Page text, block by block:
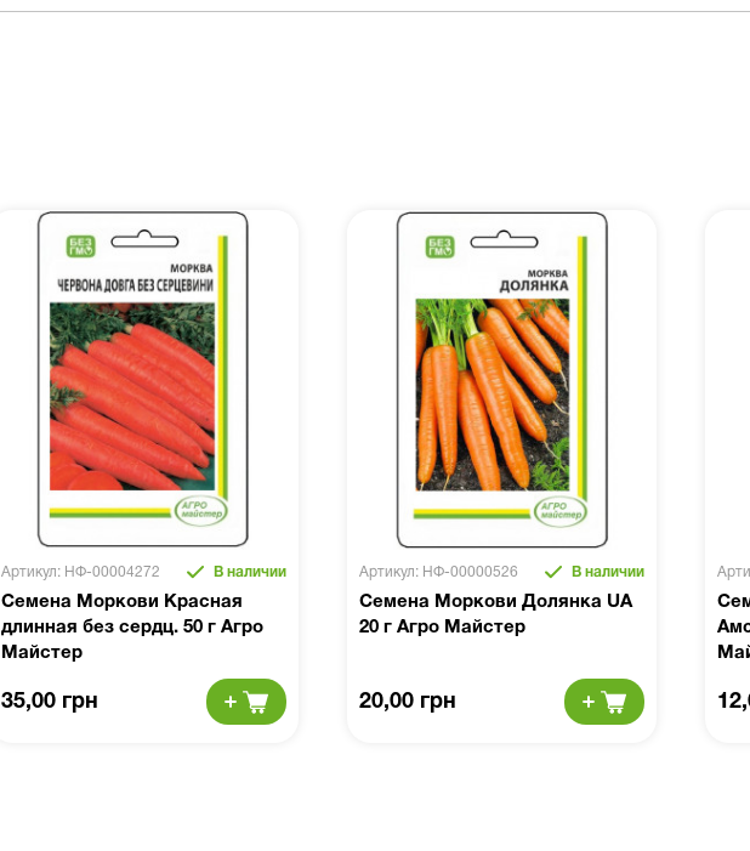
Артикул: НФ-00004272 В наличии
Семена Моркови Красная
длинная без сердц. 50 г Агро
Майстер
35,00 грн
Артикул: НФ-00000526 В наличии
Семена Моркови Долянка UA
20 г Агро Майстер
20,00 грн